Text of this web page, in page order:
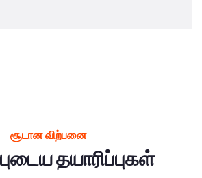
சூடான விற்பனை
தயாரிப்புகள்